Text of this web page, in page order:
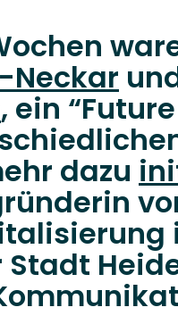
Neckar
, ein
dazu